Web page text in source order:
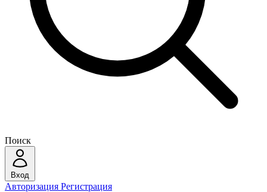
Поиск
Вход
Авторизация Регистрация